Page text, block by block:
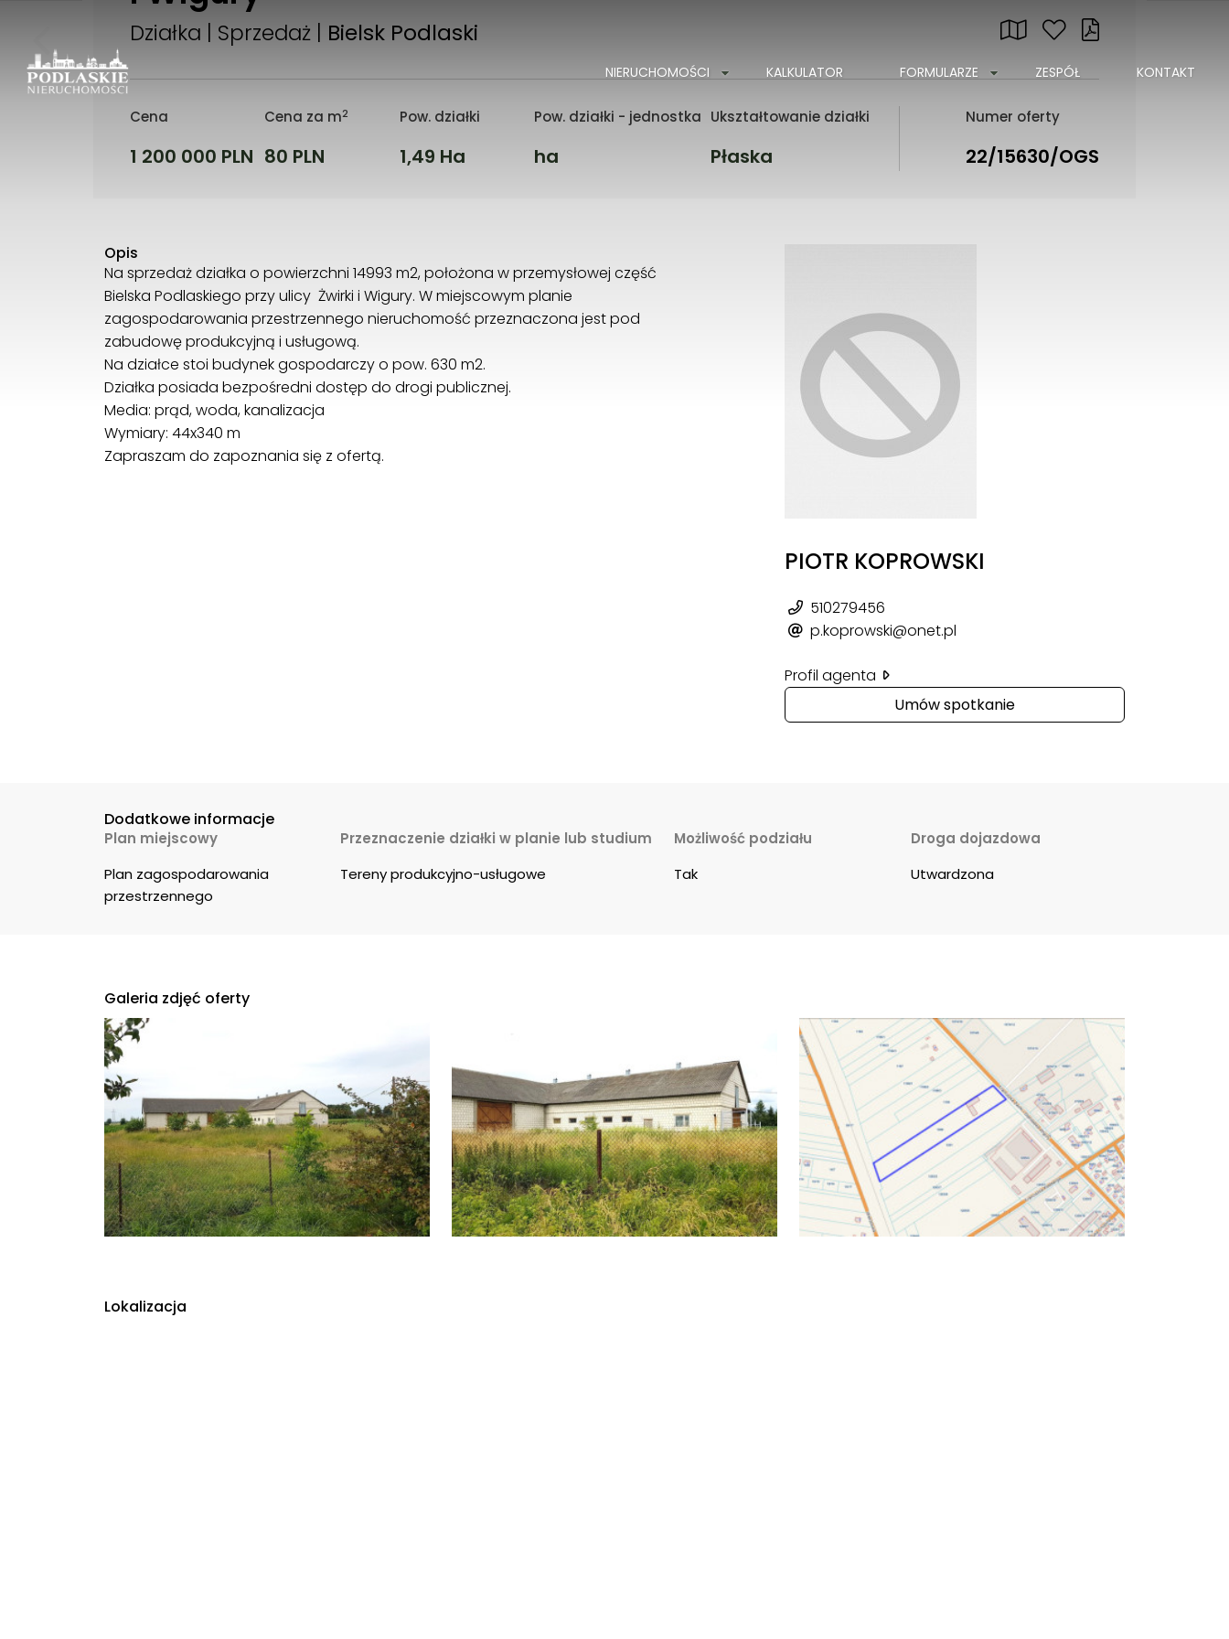
NIERUCHOMOŚCI KALKULATOR FORMULARZE ZESPÓŁ KONTAKT
Działka | Sprzedaż | Bielsk Podlaski
Cena
1 200 000 PLN
Cena za m2
80 PLN
Pow. działki
1,49 Ha
Pow. działki - jednostka
ha
Ukształtowanie działki
Płaska
Numer oferty
22/15630/OGS
Opis
Na sprzedaż działka o powierzchni 14993 m2, położona w przemysłowej część
Bielska Podlaskiego przy ulicy Żwirki i Wigury. W miejscowym planie
zagospodarowania przestrzennego nieruchomość przeznaczona jest pod
zabudowę produkcyjną i usługową.
Na działce stoi budynek gospodarczy o pow. 630 m2.
Działka posiada bezpośredni dostęp do drogi publicznej.
Media: prąd, woda, kanalizacja
Wymiary: 44x340 m
Zapraszam do zapoznania się z ofertą.
PIOTR KOPROWSKI
510279456
p.koprowski@onet.pl
Profil agenta
Umów spotkanie
Dodatkowe informacje
Plan miejscowy
Plan zagospodarowania
przestrzennego
Przeznaczenie działki w planie lub studium
Tereny produkcyjno-usługowe
Możliwość podziału
Tak
Droga dojazdowa
Utwardzona
Galeria zdjęć oferty
Lokalizacja